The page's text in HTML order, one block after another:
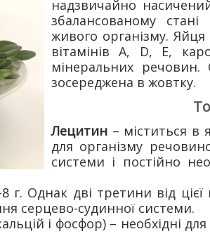
надзвичайно
збалансованому
живого організму.
вітамінів A, D, E,
мінеральних
зосереджена в жовтку.
Лецитин – міститься в
для організму
системи і постійно
г. Однак дві третини від
серцево-судинної системи.
і фосфор) – необхідні для